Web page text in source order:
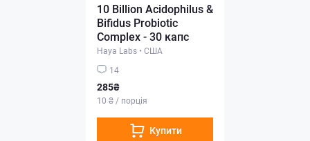
10 Billion Acidophilus &
Bifidus Probiotic
Complex - 30 капс
Haya Labs • США
14
285₴
10 ₴ / порція
Купити